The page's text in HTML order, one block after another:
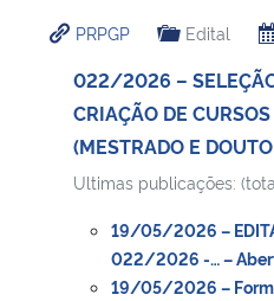
PRPGP Edital
022/2026 – SELEÇÃO
CRIAÇÃO DE
(MESTRADO E
Ultimas publicações:
19/05/2026 –
022/2026 -… –
19/05/2026 –